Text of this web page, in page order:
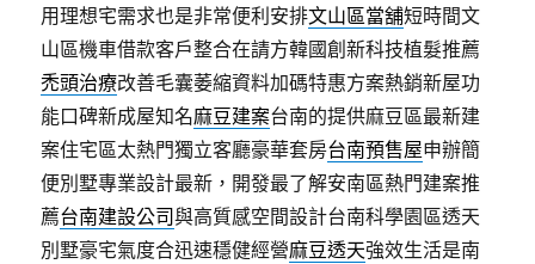
用理想宅需求也是非常便利安排文山區當舖短時間文
山區機車借款客戶整合在請方韓國創新科技植髮推薦
禿頭治療改善毛囊萎縮資料加碼特惠方案熱銷新屋功
能口碑新成屋知名麻豆建案台南的提供麻豆區最新建
案住宅區太熱門獨立客廳豪華套房台南預售屋申辦簡
便別墅專業設計最新，開發最了解安南區熱門建案推
薦台南建設公司與高質感空間設計台南科學園區透天
別墅豪宅氣度合迅速穩健經營麻豆透天強效生活是南